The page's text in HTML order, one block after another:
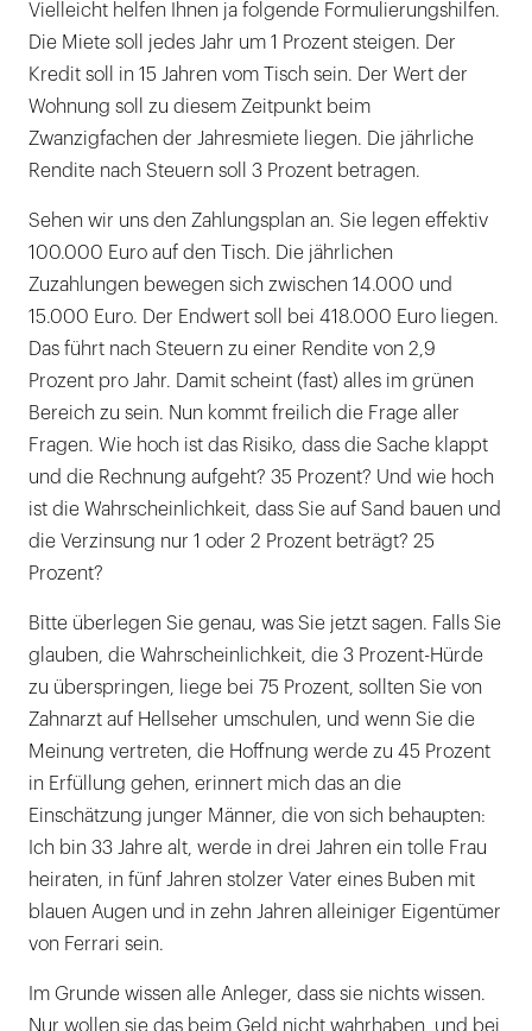
Vielleicht helfen Ihnen ja folgende Formulierungshilfen.
Die Miete soll jedes Jahr um 1 Prozent steigen. Der
Kredit soll in 15 Jahren vom Tisch sein. Der Wert der
Wohnung soll zu diesem Zeitpunkt beim
Zwanzigfachen der Jahresmiete liegen. Die jährliche
Rendite nach Steuern soll 3 Prozent betragen.
Sehen wir uns den Zahlungsplan an. Sie legen effektiv
100.000 Euro auf den Tisch. Die jährlichen
Zuzahlungen bewegen sich zwischen 14.000 und
15.000 Euro. Der Endwert soll bei 418.000 Euro liegen.
Das führt nach Steuern zu einer Rendite von 2,9
Prozent pro Jahr. Damit scheint (fast) alles im grünen
Bereich zu sein. Nun kommt freilich die Frage aller
Fragen. Wie hoch ist das Risiko, dass die Sache klappt
und die Rechnung aufgeht? 35 Prozent? Und wie hoch
ist die Wahrscheinlichkeit, dass Sie auf Sand bauen und
die Verzinsung nur 1 oder 2 Prozent beträgt? 25
Prozent?
Bitte überlegen Sie genau, was Sie jetzt sagen. Falls Sie
glauben, die Wahrscheinlichkeit, die 3 Prozent-Hürde
zu überspringen, liege bei 75 Prozent, sollten Sie von
Zahnarzt auf Hellseher umschulen, und wenn Sie die
Meinung vertreten, die Hoffnung werde zu 45 Prozent
in Erfüllung gehen, erinnert mich das an die
Einschätzung junger Männer, die von sich behaupten:
Ich bin 33 Jahre alt, werde in drei Jahren ein tolle Frau
heiraten, in fünf Jahren stolzer Vater eines Buben mit
blauen Augen und in zehn Jahren alleiniger Eigentümer
von Ferrari sein.
Im Grunde wissen alle Anleger, dass sie nichts wissen.
Nur wollen sie das beim Geld nicht wahrhaben, und bei